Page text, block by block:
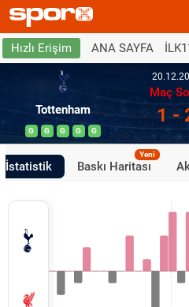
Hızlı Erişim ANA SAYFA
Tottenham
G G G G G
Maç
1 -
İstatistik Baskı Haritası
Yeni